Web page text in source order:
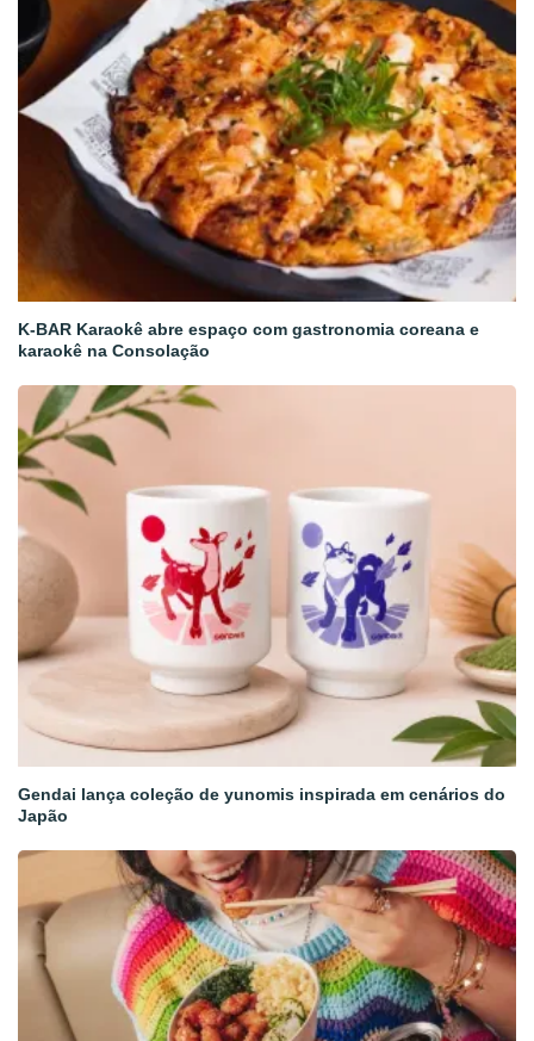
K-BAR Karaokê abre espaço com gastronomia coreana e
karaokê na Consolação
Gendai lança coleção de yunomis inspirada em cenários do
Japão